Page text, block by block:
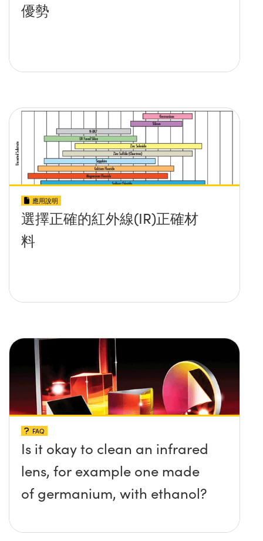
優勢
應用說明
選擇正確的紅外線(IR)正確材
料
FAQ
Is it okay to clean an infrared
lens, for example one made
of germanium, with ethanol?